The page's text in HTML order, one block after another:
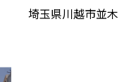
埼玉県川越市並木